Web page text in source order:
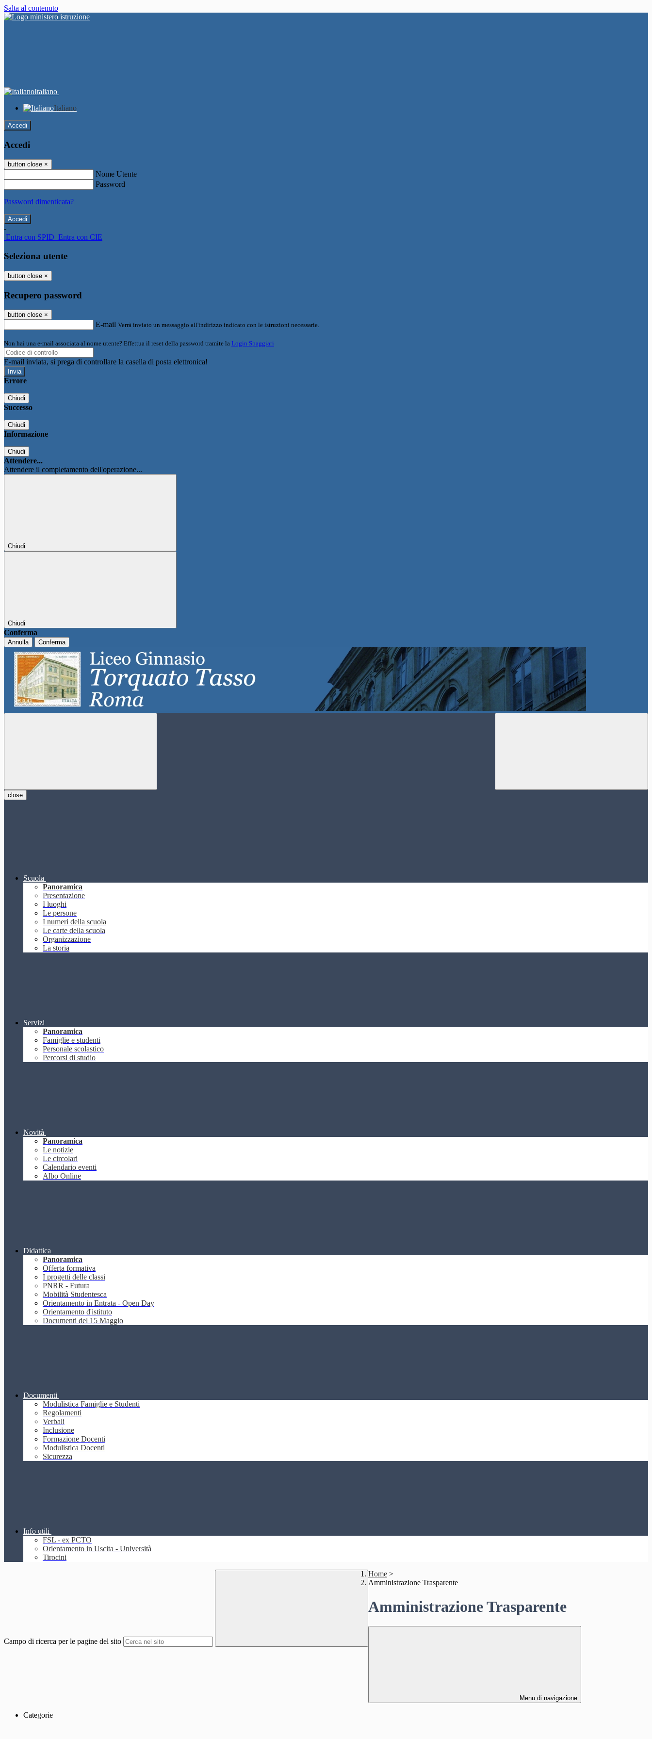
Salta al contenuto
Italiano
Italiano
Accedi
Accedi
button close ×
Nome Utente
Password
Password dimenticata?
-
Entra con SPID Entra con CIE
Seleziona utente
button close ×
Recupero password
button close ×
E-mail Verrà inviato un messaggio all'indirizzo indicato con le istruzioni necessarie.
Non hai una e-mail associata al nome utente? Effettua il reset della password tramite la Login Spaggiari
E-mail inviata, si prega di controllare la casella di posta elettronica!
Errore
Chiudi
Successo
Chiudi
Informazione
Chiudi
Attendere...
Attendere il completamento dell'operazione...
Chiudi
Chiudi
Conferma
Annulla Conferma
close
Scuola
Panoramica
Presentazione
I luoghi
Le persone
I numeri della scuola
Le carte della scuola
Organizzazione
La storia
Servizi
Panoramica
Famiglie e studenti
Personale scolastico
Percorsi di studio
Novità
Panoramica
Le notizie
Le circolari
Calendario eventi
Albo Online
Didattica
Panoramica
Offerta formativa
I progetti delle classi
PNRR - Futura
Mobilità Studentesca
Orientamento in Entrata - Open Day
Orientamento d'istituto
Documenti del 15 Maggio
Documenti
Modulistica Famiglie e Studenti
Regolamenti
Verbali
Inclusione
Formazione Docenti
Modulistica Docenti
Sicurezza
Info utili
FSL - ex PCTO
Orientamento in Uscita - Università
Tirocini
Campo di ricerca per le pagine del sito
Home >
Amministrazione Trasparente
Amministrazione Trasparente
Menu di navigazione
Categorie